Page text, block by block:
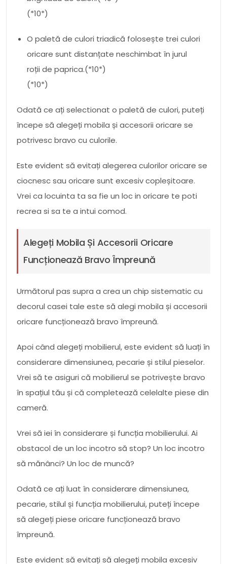
(*10*)
O paletă de culori triadică folosește trei culori
oricare sunt distanțate neschimbat în jurul
roții de paprica.(*10*)
(*10*)
Odată ce ați selectionat o paletă de culori, puteți
începe să alegeți mobila și accesorii oricare se
potrivesc bravo cu culorile.
Este evident să evitați alegerea culorilor oricare se
ciocnesc sau oricare sunt excesiv copleșitoare.
Vrei ca locuinta ta sa fie un loc in oricare te poti
recrea si sa te a intui comod.
Alegeți Mobila Și Accesorii Oricare
Funcționează Bravo Împreună
Următorul pas supra a crea un chip sistematic cu
decorul casei tale este să alegi mobila și accesorii
oricare funcționează bravo împreună.
Apoi când alegeți mobilierul, este evident să luați în
considerare dimensiunea, pecarie și stilul pieselor.
Vrei să te asiguri că mobilierul se potrivește bravo
în spațiul tău și că completează celelalte piese din
cameră.
Vrei să iei în considerare și funcția mobilierului. Ai
obstacol de un loc incotro să stop? Un loc incotro
să mănânci? Un loc de muncă?
Odată ce ați luat în considerare dimensiunea,
pecarie, stilul și funcția mobilierului, puteți începe
să alegeți piese oricare funcționează bravo
împreună.
Este evident să evitați să alegeți mobila excesiv